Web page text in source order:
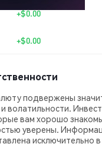
+$0.00
+$0.00
подвержены
волатильности.
вам хорошо
уверены.
исключительно в